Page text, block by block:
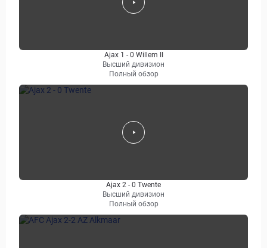
Ajax 1 - 0 Willem II
Высший дивизион
Полный обзор
Ajax 2 - 0 Twente
Высший дивизион
Полный обзор